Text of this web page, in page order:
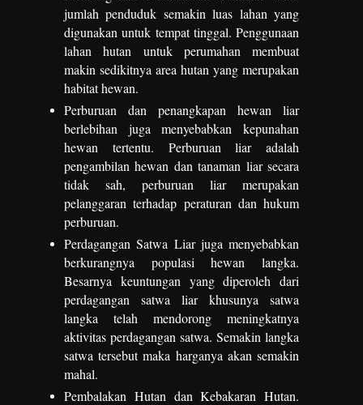
jumlah penduduk semakin luas lahan yang
digunakan untuk tempat tinggal. Penggunaan
lahan hutan untuk perumahan membuat
makin sedikitnya area hutan yang merupakan
habitat hewan.
Perburuan dan penangkapan hewan liar
berlebihan juga menyebabkan kepunahan
hewan tertentu. Perburuan liar adalah
pengambilan hewan dan tanaman liar secara
tidak sah, perburuan liar merupakan
pelanggaran terhadap peraturan dan hukum
perburuan.
Perdagangan Satwa Liar juga menyebabkan
berkurangnya populasi hewan langka.
Besarnya keuntungan yang diperoleh dari
perdagangan satwa liar khusunya satwa
langka telah mendorong meningkatnya
aktivitas perdagangan satwa. Semakin langka
satwa tersebut maka harganya akan semakin
mahal.
Pembalakan Hutan dan Kebakaran Hutan.